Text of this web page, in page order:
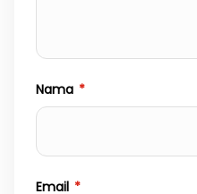
Nama *
Email *